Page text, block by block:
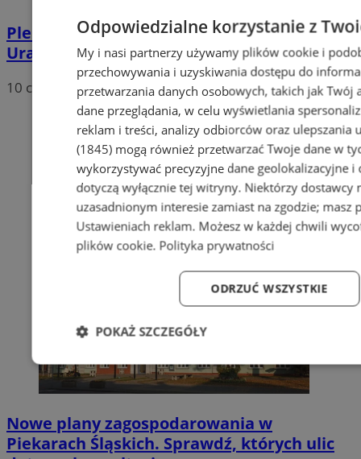
Plener „KPO w zdrowiu” w piekarskiej
Urazówce
10 czerwca 2026, 12:15
Nowe plany zagospodarowania w
Piekarach Śląskich. Sprawdź, których ulic
Odpowiedzialne korzystanie z
My i nasi partnerzy używamy plików cookie i
przechowywania i uzyskiwania dostępu do
przetwarzania danych osobowych, takich jak
dane przeglądania, w celu wyświetlania
reklam i treści, analizy odbiorców oraz ulepszania
(1845)mogą również przetwarzać Twoje dane w
wykorzystywać precyzyjne dane geolokalizacyjne
dotyczą wyłącznie tej witryny. Niektórzy dostawcy
uzasadnionym interesie zamiast na zgodzie; masz
Ustawieniach reklam. Możesz w każdej chwili
plików cookie. Polityka prywatności
ODRZUĆ WSZYSTKIE
POKAŻ SZCZEGÓŁY
Niezbędne Wydajność Targetowanie